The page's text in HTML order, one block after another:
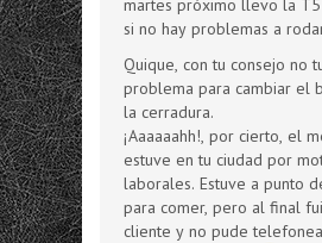
martes próximo llevo la
si no hay problemas a
Quique, con tu consejo no
problema para cambiar el
la cerradura.
¡Aaaaaahh!, por cierto, el
estuve en tu ciudad por
laborales. Estuve a punto
para comer, pero al final
cliente y no pude